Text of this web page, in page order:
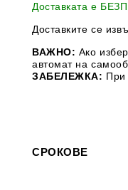
Доставката е
Доставките се
ВАЖНО: Ако
автомат на
ЗАБЕЛЕЖКА: При
СРОКОВЕ